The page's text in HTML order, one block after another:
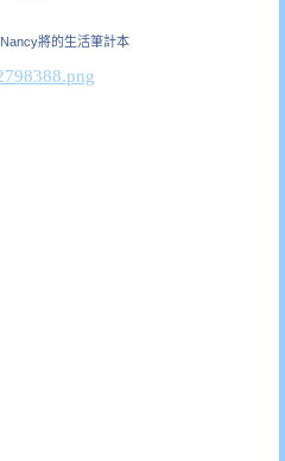
Nancy將的生活筆計本